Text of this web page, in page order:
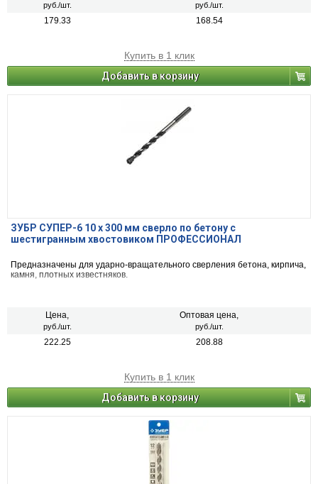
руб./шт. руб./шт.
179.33 168.54
Купить в 1 клик
Добавить в корзину
ЗУБР СУПЕР-6 10 x 300 мм сверло по бетону с
шестигранным хвостовиком ПРОФЕССИОНАЛ
Предназначены для ударно-вращательного сверления бетона, кирпича,
камня, плотных известняков.
Цена,
руб./шт.
Оптовая цена,
руб./шт.
222.25 208.88
Купить в 1 клик
Добавить в корзину